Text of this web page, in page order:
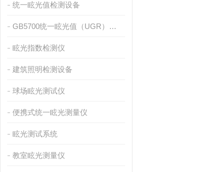
统一眩光值检测设备
GB5700统一眩光值（UGR）测量设备
眩光指数检测仪
建筑照明检测设备
球场眩光测试仪
便携式统一眩光测量仪
眩光测试系统
教室眩光测量仪